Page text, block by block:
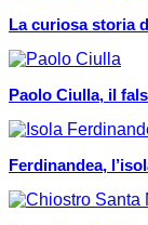
La curiosa storia
Paolo Ciulla, il
Ferdinandea,